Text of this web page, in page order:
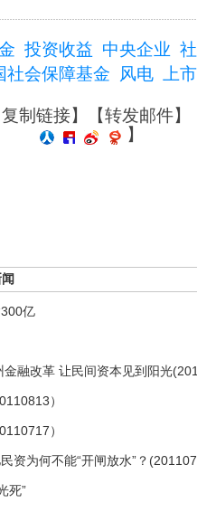
投资收益 中央企业
社会保障基金 风电 上
复制链接】【转发邮件】
】
亿
融改革 让民间资本见到阳光
）
）
资为何不能“开闸放水”？
死”